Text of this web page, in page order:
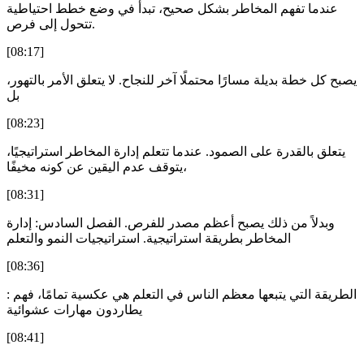
عندما تفهم المخاطر بشكل صحيح، تبدأ في وضع خطط احتياطية
تتحول إلى فرص.
[08:17]
يصبح كل خطة بديلة مسارًا محتملًا آخر للنجاح. لا يتعلق الأمر بالتهور،
بل
[08:23]
يتعلق بالقدرة على الصمود. عندما تتعلم إدارة المخاطر استراتيجيًا،
يتوقف عدم اليقين عن كونه مخيفًا،
[08:31]
وبدلاً من ذلك يصبح أعظم مصدر للفرص. الفصل السادس: إدارة
المخاطر بطريقة استراتيجية. استراتيجيات النمو والتعلم
[08:36]
: الطريقة التي يتبعها معظم الناس في التعلم هي عكسية تمامًا، فهم
يطاردون مهارات عشوائية
[08:41]